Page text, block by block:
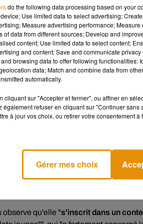
de 2020, car "les variations de la
pas significatives".
du tabagisme "parmi le tiers de la
contre 29,8%en 2019.
élevés, seuls 18% se déclarent
avaient fait une tentative d'arrêt
par rapport à 2019 (33,4%)".
par SpF, une grande enquête sur les
et mars 2020 puis entre juin et
observe qu'elle "s'inscrit dans un
do the following data processing based on your
Use limited data to select advertising;
Measure advertising performance;
of data from different sources; Develop and
content; Use limited data to select content;
and content; Save and communicate
browsing data to offer following functionalities:
data; Match and combine data from
automatically.
cliquant sur "Accepter et fermer", ou affiner en
également refuser en cliquant sur "Continuer
à jour vos choix, ou retirer votre consentement
Gérer mes choix